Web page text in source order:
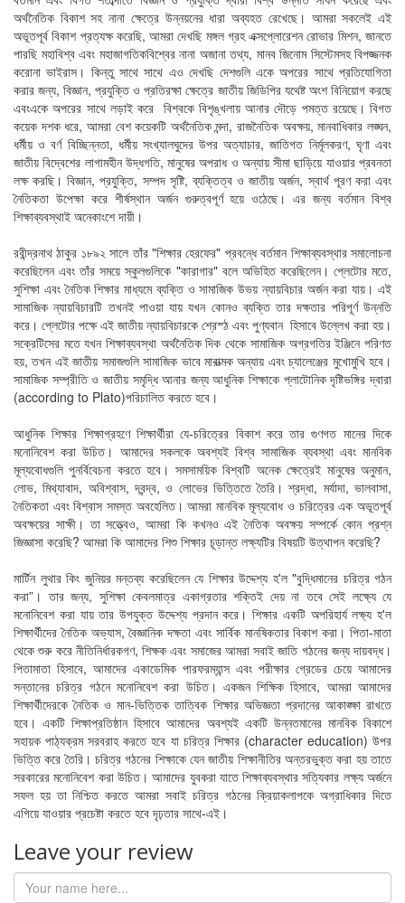
অর্থনৈতিক বিকাশ সহ নানা ক্ষেত্রে উন্নয়নের ধারা অব্যহত রেখেছে। আমরা সকলেই এই
অভূতপূর্ব বিকাশ প্রত্যক্ষ করেছি, আমরা দেখছি মঙ্গল গ্রহ এক্সপ্লোরেশন রোভার মিশন, জানতে
পারছি মহাবিশ্ব এবং মহাজাগতিকবিশ্বের নানা অজানা তথ্য, মানব জিনোম সিস্টেমসহ বিপজ্জনক
করোনা ভাইরাস। কিন্তু সাথে সাথে এও দেখছি দেশগুলি একে অপরের সাথে প্রতিযোগিতা
করার জন্য, বিজ্ঞান, প্রযুক্তি ও প্রতিরক্ষা ক্ষেত্রে জাতীয় জিডিপির যথেষ্ট অংশ বিনিয়োগ করছে
এবংএকে অপরের সাথে লড়াই করে বিশ্বকে বিশৃঙ্খলায় আনার দৌড়ে পমত্ত রয়েছে। বিগত
কয়েক দশক ধরে, আমরা বেশ কয়েকটি অর্থনৈতিক মন্দা, রাজনৈতিক অবক্ষয়, মানবাধিকার লঙ্ঘন,
ধর্মীয় ও বর্ণ বিচ্ছিন্নতা, ধর্মীয় সংখ্যালঘুদের উপর অত্যাচার, জাতিগত নির্মূলকরণ, ঘৃণা এবং
জাতীয় বিদ্বেশের লাগামহীন উদ্ধগতি, মানুষের অপরাধ ও অন্যায় সীমা ছাড়িয়ে যাওয়ার প্রবনতা
লক্ষ করছি। বিজ্ঞান, প্রযুক্তি, সম্পদ সৃষ্টি, ব্যক্তিত্ব ও জাতীয় অর্জন, স্বার্থ পূরণ করা এবং
নৈতিকতা উপেক্ষা করে শীর্ষস্থান অর্জন গুরুত্বপূর্ণ হয়ে ওঠেছে। এর জন্য বর্তমান বিশ্ব
শিক্ষাব্যবস্থাই অনেকাংশে দায়ী।
রবীন্দ্রনাথ ঠাকুর ১৮৯২ সালে তাঁর "শিক্ষার হেরফের" প্রবন্ধে বর্তমান শিক্ষাব্যবস্থার সমালোচনা
করেছিলেন এবং তাঁর সময়ে স্কুলগুলিকে "কারাগার" বলে অভিহিত করেছিলেন। প্লেটোর মতে,
সুশিক্ষা এবং নৈতিক শিক্ষার মাধ্যমে ব্যক্তি ও সামাজিক উভয় ন্যায়বিচার অর্জন করা যায়। এই
সামাজিক ন্যায়বিচারটি তখনই পাওয়া যায় যখন কোনও ব্যক্তি তার দক্ষতার পরিপূর্ণ উন্নতি
করে। প্লেটোর পক্ষে এই জাতীয় ন্যায়বিচারকে শ্রেস্ঠ এবং পুণ্যবান হিসাবে উল্লেখ করা হয়।
সক্রেটিসের মতে যখন শিক্ষাব্যবস্থা অর্থনৈতিক দিক থেকে সামাজিক অগ্রগতির ইঞ্জিনে পরিণত
হয়, তখন এই জাতীয় সমাজগুলি সামাজিক ভাবে মারাত্মক অন্যায় এবং চ্যালেঞ্জের মুখোমুখি হবে।
সামাজিক সম্প্রীতি ও জাতীয় সমৃদ্ধি আনার জন্য আধুনিক শিক্ষাকে প্লাটোনিক দৃষ্টিভঙ্গির দ্বারা
(according to Plato)পরিচালিত করতে হবে।
আধুনিক শিক্ষার শিক্ষাগ্রহণে শিক্ষার্থীরা যে-চরিত্রের বিকাশ করে তার গুণগত মানের দিকে
মনোনিবেশ করা উচিত। আমাদের সকলকে অবশ্যই বিশ্ব সামাজিক ব্যবস্থা এবং মানবিক
মূল্যবোধগুলি পুনর্বিবেচনা করতে হবে। সমসাময়িক বিশ্বটি অনেক ক্ষেত্রেই মানুষের অনুমান,
লোভ, মিথ্যাবাদ, অবিশ্বাস, দ্বন্দ্ব, ও লোভের ভিত্তিতে তৈরি। শ্রদ্ধা, মর্যাদা, ভালবাসা,
নৈতিকতা এবং বিশ্বাস সমস্ত অবহেলিত। আমরা মানবিক মূল্যবোধ ও চরিত্রের এক অভূতপূর্ব
অবক্ষয়ের সাক্ষী। তা সত্ত্বেও, আমরা কি কখনও এই নৈতিক অবক্ষয় সম্পর্কে কোন প্রশ্ন
জিজ্ঞাসা করেছি? আমরা কি আমাদের শিশু শিক্ষার চূড়ান্ত লক্ষ্যটির বিষয়টি উত্থাপন করেছি?
মার্টিন লুথার কিং জুনিয়র মন্তব্য করেছিলেন যে শিক্ষার উদ্দেশ্য হ'ল "বুদ্ধিমানের চরিত্র গঠন
করা”। তার জন্য, সুশিক্ষা কেবলমাত্র একাগ্রতার শক্তিই দেয় না তবে সেই লক্ষ্যে যে
মনোনিবেশ করা যায় তার উপযুক্ত উদ্দেশ্য প্রদান করে। শিক্ষার একটি অপরিহার্য লক্ষ্য হ'ল
শিক্ষার্থীদের নৈতিক অভ্যাস, বৈজ্ঞানিক দক্ষতা এবং সার্বিক মানষিকতার বিকাশ করা। পিতা-মাতা
থেকে শুরু করে নীতিনির্ধারকগণ, শিক্ষক এবং সমাজের আমরা সবাই জাতি গঠনের জন্য দায়বদ্ধ।
পিতামাতা হিসাবে, আমাদের একাডেমিক পারফরম্যান্স এবং পরীক্ষার গ্রেডের চেয়ে আমাদের
সন্তানের চরিত্র গঠনে মনোনিবেশ করা উচিত। একজন শিক্ষিক হিসাবে, আমরা আমাদের
শিক্ষার্থীদেরকে নৈতিক ও মান-ভিত্তিক তাত্বিক শিক্ষার অভিজ্ঞতা প্রদানের আকাঙ্ক্ষা রাখতে
হবে। একটি শিক্ষাপ্রতিষ্ঠান হিসাবে আমাদের অবশ্যই একটি উন্নতমানের মানবিক বিকাশে
সহায়ক পাঠ্যক্রম সরবরাহ করতে হবে যা চরিত্র শিক্ষার (character education) উপর
ভিত্তি করে তৈরি। চরিত্র গঠনের শিক্ষাকে যেন জাতীয় শিক্ষানীতির অন্তরভুক্ত করা হয় তাতে
সরকারের মনোনিবেশ করা উচিত। আমাদের যুবকরা যাতে শিক্ষাব্যবস্থার সত্যিকার লক্ষ্য অর্জনে
সফল হয় তা নিশ্চিত করতে আমরা সবাই চরিত্র গঠনের ক্রিয়াকলাপকে অগ্রাধিকার দিতে
এগিয়ে যাওয়ার প্রচেষ্টা করতে হবে দৃঢ়তার সাথে-এই।
Leave your review